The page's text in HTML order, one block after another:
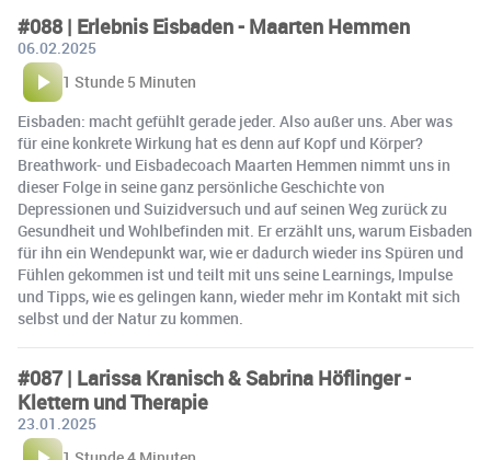
#088 | Erlebnis Eisbaden - Maarten Hemmen
06.02.2025
1 Stunde 5 Minuten
Eisbaden: macht gefühlt gerade jeder. Also außer uns. Aber was
für eine konkrete Wirkung hat es denn auf Kopf und Körper?
Breathwork- und Eisbadecoach Maarten Hemmen nimmt uns in
dieser Folge in seine ganz persönliche Geschichte von
Depressionen und Suizidversuch und auf seinen Weg zurück zu
Gesundheit und Wohlbefinden mit. Er erzählt uns, warum Eisbaden
für ihn ein Wendepunkt war, wie er dadurch wieder ins Spüren und
Fühlen gekommen ist und teilt mit uns seine Learnings, Impulse
und Tipps, wie es gelingen kann, wieder mehr im Kontakt mit sich
selbst und der Natur zu kommen.
#087 | Larissa Kranisch & Sabrina Höflinger -
Klettern und Therapie
23.01.2025